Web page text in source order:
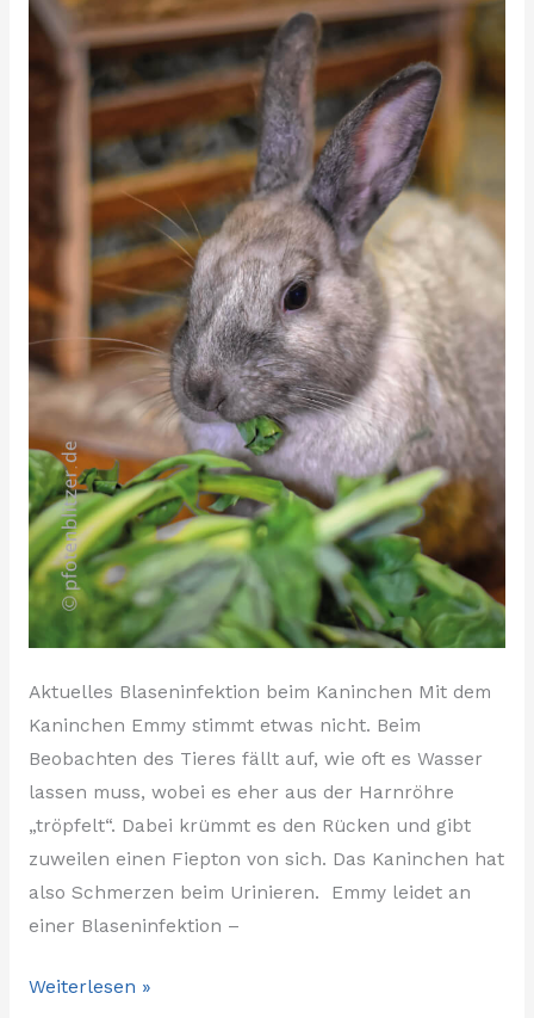
Aktuelles Blaseninfektion beim Kaninchen Mit dem
Kaninchen Emmy stimmt etwas nicht. Beim
Beobachten des Tieres fällt auf, wie oft es Wasser
lassen muss, wobei es eher aus der Harnröhre
„tröpfelt“. Dabei krümmt es den Rücken und gibt
zuweilen einen Fiepton von sich. Das Kaninchen hat
also Schmerzen beim Urinieren. Emmy leidet an
einer Blaseninfektion –
Weiterlesen »